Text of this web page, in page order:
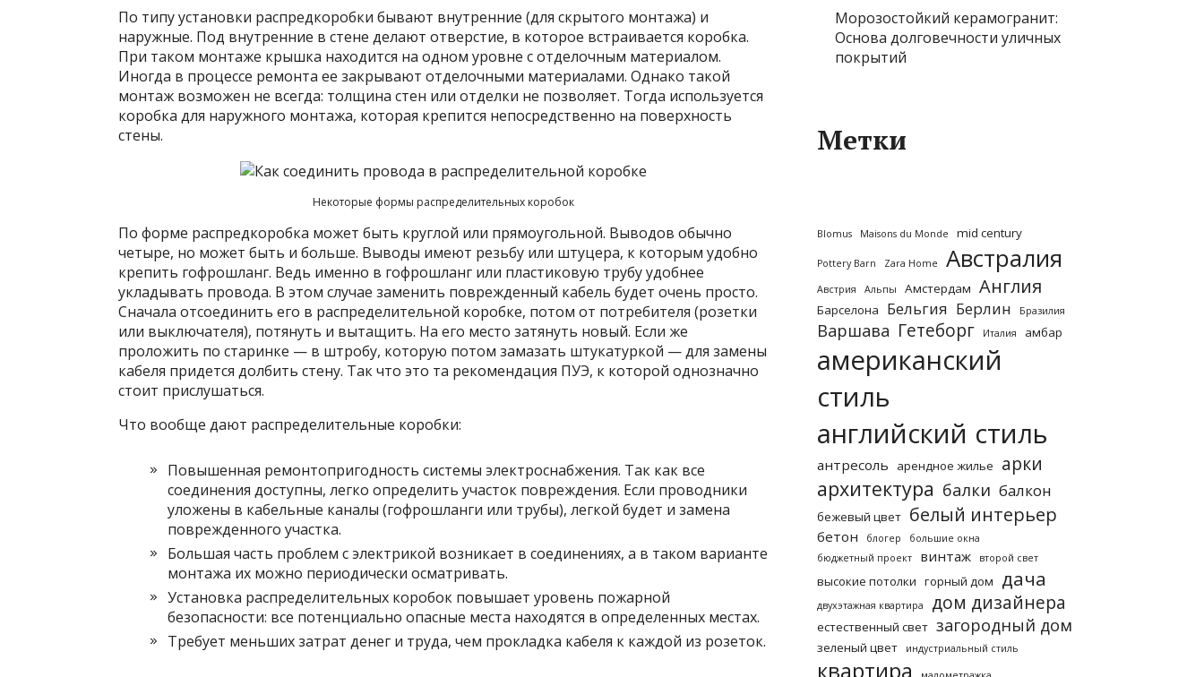
По типу установки распредкоробки бывают внутренние (для скрытого монтажа) и
наружные. Под внутренние в стене делают отверстие, в которое встраивается коробка.
При таком монтаже крышка находится на одном уровне с отделочным материалом.
Иногда в процессе ремонта ее закрывают отделочными материалами. Однако такой
монтаж возможен не всегда: толщина стен или отделки не позволяет. Тогда используется
коробка для наружного монтажа, которая крепится непосредственно на поверхность
стены.
Некоторые формы распределительных коробок
По форме распредкоробка может быть круглой или прямоугольной. Выводов обычно
четыре, но может быть и больше. Выводы имеют резьбу или штуцера, к которым удобно
крепить гофрошланг. Ведь именно в гофрошланг или пластиковую трубу удобнее
укладывать провода. В этом случае заменить поврежденный кабель будет очень просто.
Сначала отсоединить его в распределительной коробке, потом от потребителя (розетки
или выключателя), потянуть и вытащить. На его место затянуть новый. Если же
проложить по старинке — в штробу, которую потом замазать штукатуркой — для замены
кабеля придется долбить стену. Так что это та рекомендация ПУЭ, к которой однозначно
стоит прислушаться.
Что вообще дают распределительные коробки:
Повышенная ремонтопригодность системы электроснабжения. Так как все
соединения доступны, легко определить участок повреждения. Если проводники
уложены в кабельные каналы (гофрошланги или трубы), легкой будет и замена
поврежденного участка.
Большая часть проблем с электрикой возникает в соединениях, а в таком варианте
монтажа их можно периодически осматривать.
Установка распределительных коробок повышает уровень пожарной
безопасности: все потенциально опасные места находятся в определенных местах.
Требует меньших затрат денег и труда, чем прокладка кабеля к каждой из розеток.
Морозостойкий керамогранит:
Основа долговечности уличных
покрытий
Метки
Blomus Maisons du Monde mid century
Pottery Barn Zara Home Австралия
Австрия Альпы Амстердам Англия
Барселона Бельгия Берлин Бразилия
Варшава Гетеборг Италия амбар
американский
стиль
английский стиль
антресоль арендное жилье арки
архитектура балки балкон
бежевый цвет белый интерьер
бетон блогер
большие окна
бюджетный проект
винтаж второй свет
высокие потолки горный дом дача
двухэтажная квартира дом дизайнера
естественный свет загородный дом
зеленый цвет индустриальный стиль
квартира